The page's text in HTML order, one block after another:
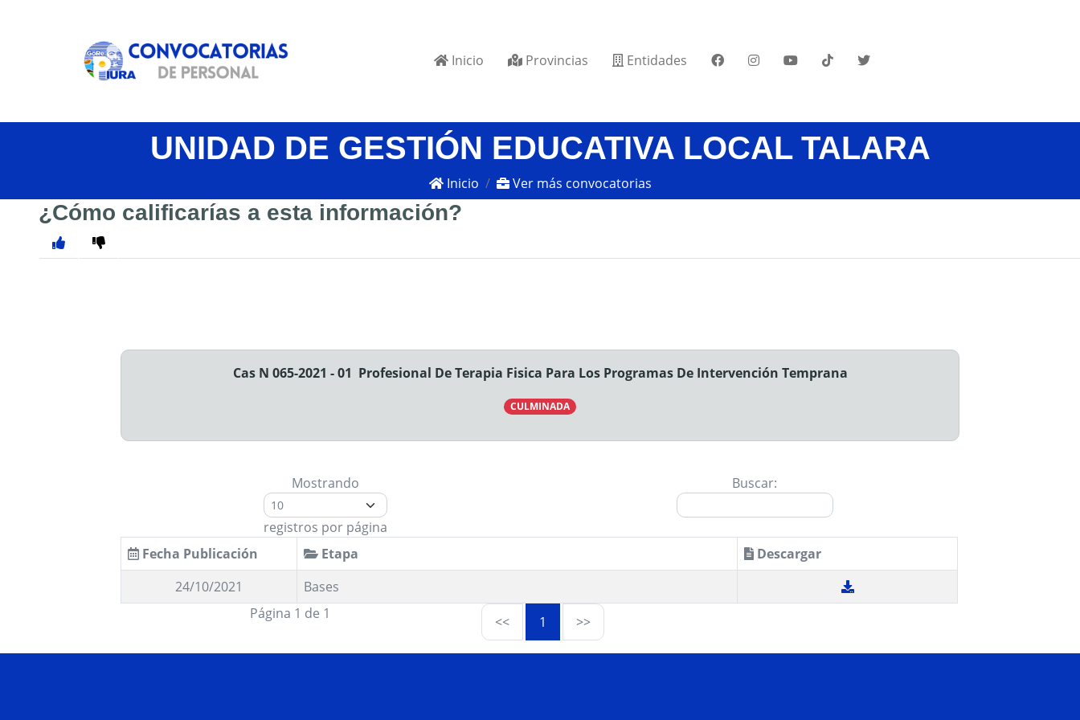
Inicio Provincias Entidades
UNIDAD DE GESTIÓN EDUCATIVA LOCAL TALARA
Inicio Ver más convocatorias
¿Cómo calificarías a esta información?
Cas N 065-2021 - 01 Profesional De Terapia Fisica Para Los Programas De Intervención Temprana
CULMINADA
Mostrando
registros por página
Buscar:
Fecha Publicación Etapa
Descargar
24/10/2021
Bases
Página 1 de 1
<< 1 >>